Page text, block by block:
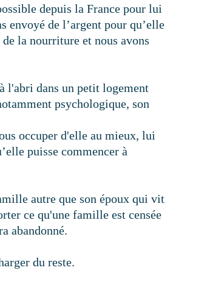
depuis la France pour lui
envoyé de l’argent pour qu’elle
la nourriture et nous avons
l'abri dans un petit logement
psychologique, son
occuper d'elle au mieux, lui
puisse commencer à
autre que son époux qui vit
ce qu'une famille est censée
abandonné.
du reste.